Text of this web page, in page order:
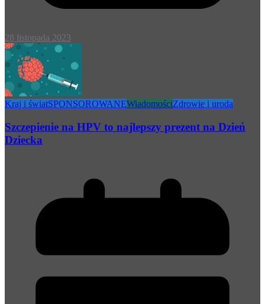
28 listopada 2023
Kraj i światSPONSOROWANEWiadomościZdrowie i uroda
Szczepienie na HPV to najlepszy prezent na Dzień
Dziecka